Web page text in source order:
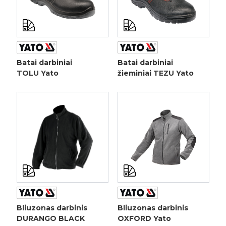
Batai darbiniai
TOLU Yato
Batai darbiniai
žieminiai TEZU Yato
Bliuzonas darbinis
DURANGO BLACK
Bliuzonas darbinis
OXFORD Yato